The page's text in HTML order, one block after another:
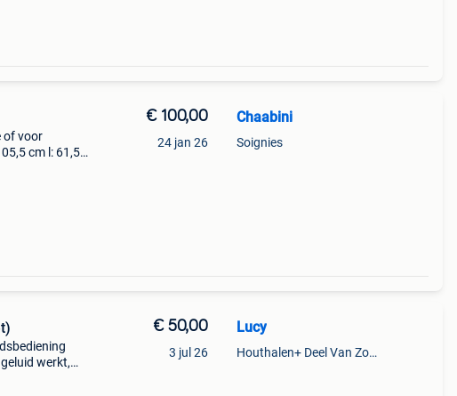
of voor
cm l: 61,5
€ 100,00
24 jan 26
Chaabini
Soignies
werkt,
€ 50,00
3 jul 26
Lucy
Houthalen+ Deel Van Zonhoven En Zolder